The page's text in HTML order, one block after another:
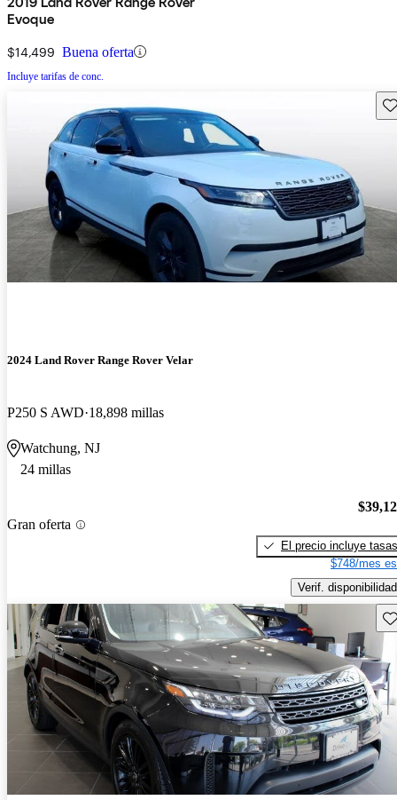
Evoque
$14,499 Buena oferta
Incluye tarifas de conc.
2024 Land Rover Range Rover Velar
P250 S AWD 18,898 millas
Watchung, NJ
24 millas
Gran oferta
El precio incluye tasas
$748/mes
Verif. disponibilidad